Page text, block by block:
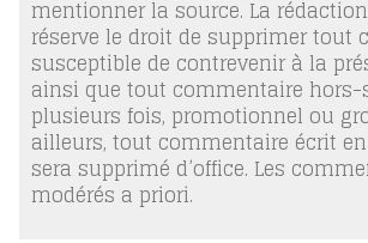
mentionner la source. La
réserve le droit de supprimer tout
susceptible de contrevenir à la
ainsi que tout commentaire hors-
plusieurs fois, promotionnel ou
ailleurs, tout commentaire écrit
sera supprimé d’office. Les
modérés a priori.